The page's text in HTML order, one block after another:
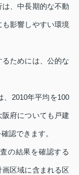
、中長期的な不動
影響しやすい環境
ためには、公的な
、2010年平均を100
府についても戸建
認できます。
の結果を確認する
区域に含まれる区